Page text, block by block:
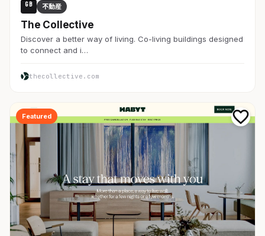
GB 不動産
The Collective
Discover a better way of living. Co-living buildings designed
to connect and i…
thecollective.com
Featured